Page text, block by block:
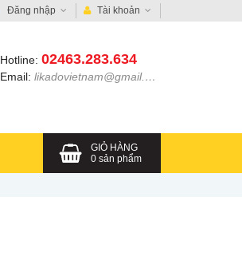
Đăng nhập Tài khoản
Hotline: 02463.283.634
Email: likadovietnam@gmail.com
GIỎ HÀNG
0 sản phẩm